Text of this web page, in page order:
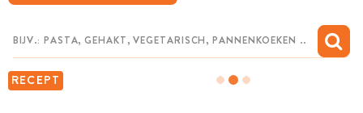
RECEPT
MIJN BEWAARDE RECEPTEN